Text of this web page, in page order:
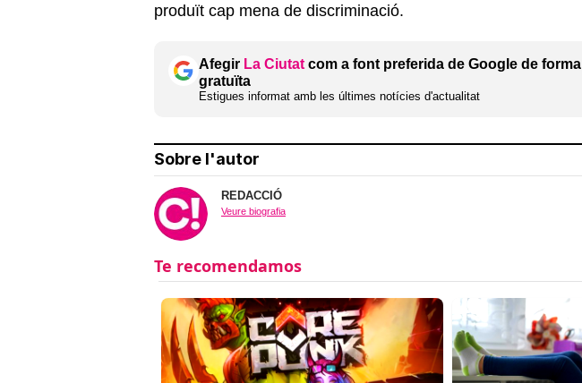
produït cap mena de discriminació.
Afegir La Ciutat com a font preferida de Google de forma
gratuïta
Estigues informat amb les últimes notícies d'actualitat
Sobre l'autor
REDACCIÓ
Veure biografia